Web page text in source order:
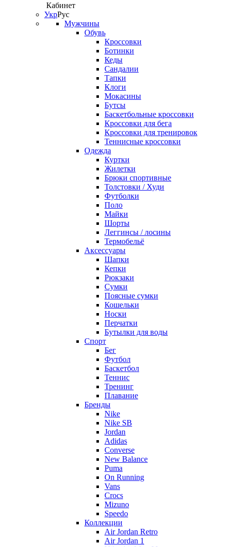
Кабинет
УкрРус
Мужчины
Обувь
Кроссовки
Ботинки
Кеды
Сандалии
Тапки
Клоги
Мокасины
Бутсы
Баскетбольные кроссовки
Кроссовки для бега
Кроссовки для тренировок
Теннисные кроссовки
Одежда
Куртки
Жилетки
Брюки спортивные
Толстовки / Худи
Футболки
Поло
Майки
Шорты
Леггинсы / лосины
Термобельё
Аксессуары
Шапки
Кепки
Рюкзаки
Сумки
Поясные сумки
Кошельки
Носки
Перчатки
Бутылки для воды
Спорт
Бег
Футбол
Баскетбол
Теннис
Тренинг
Плавание
Бренды
Nike
Nike SB
Jordan
Adidas
Converse
New Balance
Puma
On Running
Vans
Crocs
Mizuno
Speedo
Коллекции
Air Jordan Retro
Air Jordan 1